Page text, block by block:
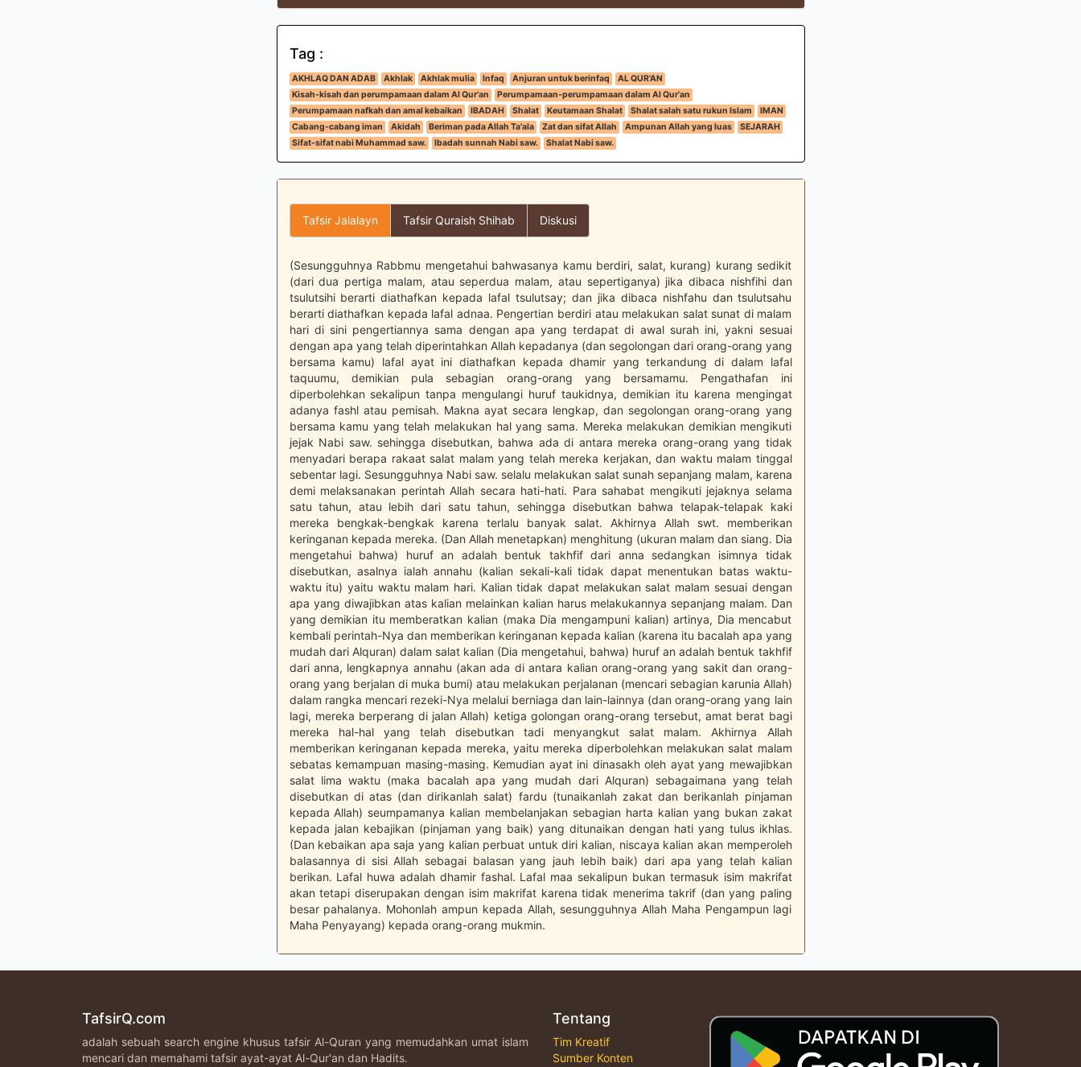
Tag :
AKHLAQ DAN ADAB Akhlak Akhlak mulia Infaq Anjuran untuk berinfaq
AL QUR'AN
Kisah-kisah dan perumpamaan dalam Al Qur'an
Perumpamaan-perumpamaan dalam Al Qur'an
Perumpamaan nafkah dan amal kebaikan
IBADAH Shalat Keutamaan Shalat Shalat salah satu rukun Islam
IMAN
Cabang-cabang iman
Akidah Beriman pada Allah Ta'ala Zat dan sifat Allah Ampunan Allah yang luas
SEJARAH
Sifat-sifat nabi Muhammad saw.
Ibadah sunnah Nabi saw. Shalat Nabi saw.
Tafsir Jalalayn Tafsir Quraish Shihab Diskusi
(Sesungguhnya Rabbmu mengetahui bahwasanya kamu berdiri, salat, kurang) kurang sedikit
(dari dua pertiga malam, atau seperdua malam, atau sepertiganya) jika dibaca nishfihi dan
tsulutsihi berarti diathafkan kepada lafal tsulutsay; dan jika dibaca nishfahu dan tsulutsahu
berarti diathafkan kepada lafal adnaa. Pengertian berdiri atau melakukan salat sunat di malam
hari di sini pengertiannya sama dengan apa yang terdapat di awal surah ini, yakni sesuai
dengan apa yang telah diperintahkan Allah kepadanya (dan segolongan dari orang-orang yang
bersama kamu) lafal ayat ini diathafkan kepada dhamir yang terkandung di dalam lafal
taquumu, demikian pula sebagian orang-orang yang bersamamu. Pengathafan ini
diperbolehkan sekalipun tanpa mengulangi huruf taukidnya, demikian itu karena mengingat
adanya fashl atau pemisah. Makna ayat secara lengkap, dan segolongan orang-orang yang
bersama kamu yang telah melakukan hal yang sama. Mereka melakukan demikian mengikuti
jejak Nabi saw. sehingga disebutkan, bahwa ada di antara mereka orang-orang yang tidak
menyadari berapa rakaat salat malam yang telah mereka kerjakan, dan waktu malam tinggal
sebentar lagi. Sesungguhnya Nabi saw. selalu melakukan salat sunah sepanjang malam, karena
demi melaksanakan perintah Allah secara hati-hati. Para sahabat mengikuti jejaknya selama
satu tahun, atau lebih dari satu tahun, sehingga disebutkan bahwa telapak-telapak kaki
mereka bengkak-bengkak karena terlalu banyak salat. Akhirnya Allah swt. memberikan
keringanan kepada mereka. (Dan Allah menetapkan) menghitung (ukuran malam dan siang. Dia
mengetahui bahwa) huruf an adalah bentuk takhfif dari anna sedangkan isimnya tidak
disebutkan, asalnya ialah annahu (kalian sekali-kali tidak dapat menentukan batas waktu-
waktu itu) yaitu waktu malam hari. Kalian tidak dapat melakukan salat malam sesuai dengan
apa yang diwajibkan atas kalian melainkan kalian harus melakukannya sepanjang malam. Dan
yang demikian itu memberatkan kalian (maka Dia mengampuni kalian) artinya, Dia mencabut
kembali perintah-Nya dan memberikan keringanan kepada kalian (karena itu bacalah apa yang
mudah dari Alquran) dalam salat kalian (Dia mengetahui, bahwa) huruf an adalah bentuk takhfif
dari anna, lengkapnya annahu (akan ada di antara kalian orang-orang yang sakit dan orang-
orang yang berjalan di muka bumi) atau melakukan perjalanan (mencari sebagian karunia Allah)
dalam rangka mencari rezeki-Nya melalui berniaga dan lain-lainnya (dan orang-orang yang lain
lagi, mereka berperang di jalan Allah) ketiga golongan orang-orang tersebut, amat berat bagi
mereka hal-hal yang telah disebutkan tadi menyangkut salat malam. Akhirnya Allah
memberikan keringanan kepada mereka, yaitu mereka diperbolehkan melakukan salat malam
sebatas kemampuan masing-masing. Kemudian ayat ini dinasakh oleh ayat yang mewajibkan
salat lima waktu (maka bacalah apa yang mudah dari Alquran) sebagaimana yang telah
disebutkan di atas (dan dirikanlah salat) fardu (tunaikanlah zakat dan berikanlah pinjaman
kepada Allah) seumpamanya kalian membelanjakan sebagian harta kalian yang bukan zakat
kepada jalan kebajikan (pinjaman yang baik) yang ditunaikan dengan hati yang tulus ikhlas.
(Dan kebaikan apa saja yang kalian perbuat untuk diri kalian, niscaya kalian akan memperoleh
balasannya di sisi Allah sebagai balasan yang jauh lebih baik) dari apa yang telah kalian
berikan. Lafal huwa adalah dhamir fashal. Lafal maa sekalipun bukan termasuk isim makrifat
akan tetapi diserupakan dengan isim makrifat karena tidak menerima takrif (dan yang paling
besar pahalanya. Mohonlah ampun kepada Allah, sesungguhnya Allah Maha Pengampun lagi
Maha Penyayang) kepada orang-orang mukmin.
TafsirQ.com
adalah sebuah search engine khusus tafsir Al-Quran yang memudahkan umat islam
mencari dan memahami tafsir ayat-ayat Al-Qur'an dan Hadits.
Tentang
Tim Kreatif
Sumber Konten